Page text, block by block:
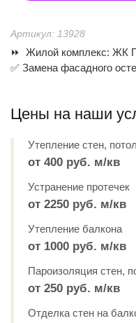
Артикул: 13928
⏩ Жилой комплекс: ЖК
✅ Замена фасадного
Цены на наши
Утепление стен,
от 400 руб. м/кв
Устранение протечек
от 2250 руб. м/кв
Утепление балкона
от 1000 руб. м/кв
Пароизоляция стен,
от 250 руб. м/кв
Отделка стен на